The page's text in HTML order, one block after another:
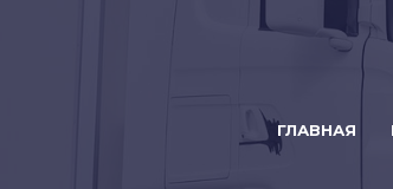
ГЛАВНАЯ